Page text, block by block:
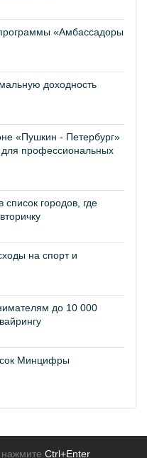
«Амбассадоры
доходность
«Пушкин - Петербург»
для профессиональных
городов, где
на спорт и
до 10 000
Минцифры
Ctrl+Enter